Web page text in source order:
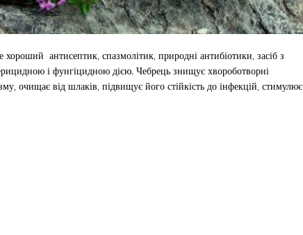
антисептик, спазмолітик, природні антибіотики, засіб з
і фунгіцидною дією. Чебрець знищує хвороботворні
очищає від шлаків, підвищує його стійкість до інфекцій, стимулює